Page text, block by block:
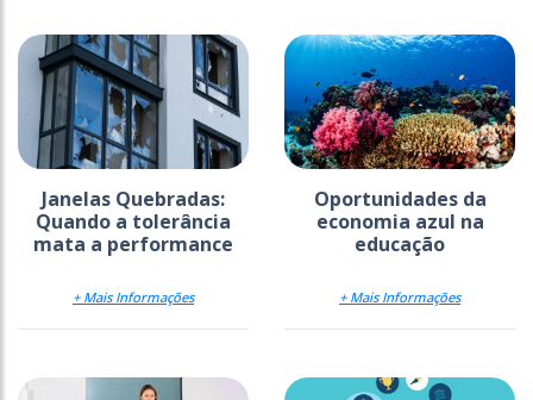
Janelas Quebradas:
Quando a tolerância
mata a performance
+ Mais Informações
Oportunidades da
economia azul na
educação
+ Mais Informações